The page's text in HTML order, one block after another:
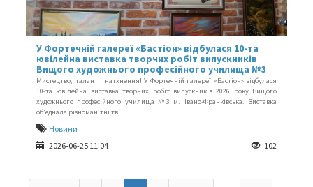
У Фортечній галереї «Бастіон» відбулася 10-та
ювілейна виставка творчих робіт випускників
Вищого художнього професійного училища №3
Мистецтво, талант і натхнення! У Фортечній галереї «Бастіон» відбулася
10-та ювілейна виставка творчих робіт випускників 2026 року Вищого
художнього професійного училища №3 м. Івано-Франківська. Виставка
об’єднала різноманітні тв ...
Новини
2026-06-25 11:04
102